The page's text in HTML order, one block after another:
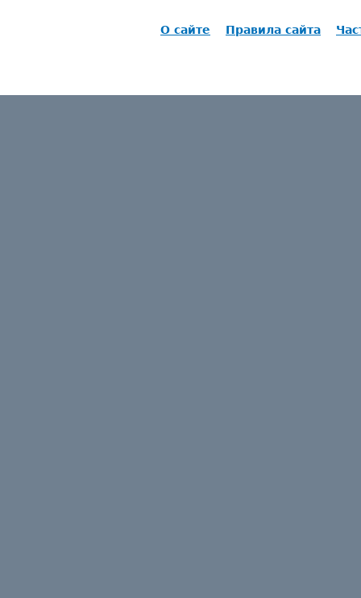
О сайте Правила сайта